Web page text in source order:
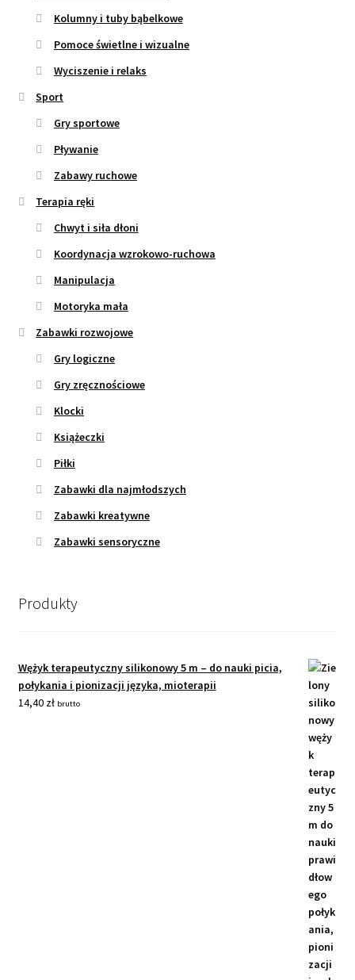
Kolumny i tuby bąbelkowe
Pomoce świetlne i wizualne
Wyciszenie i relaks
Sport
Gry sportowe
Pływanie
Zabawy ruchowe
Terapia ręki
Chwyt i siła dłoni
Koordynacja wzrokowo-ruchowa
Manipulacja
Motoryka mała
Zabawki rozwojowe
Gry logiczne
Gry zręcznościowe
Klocki
Książeczki
Piłki
Zabawki dla najmłodszych
Zabawki kreatywne
Zabawki sensoryczne
Produkty
Wężyk terapeutyczny silikonowy 5 m – do nauki picia,
połykania i pionizacji języka, mioterapii
14,40 zł brutto